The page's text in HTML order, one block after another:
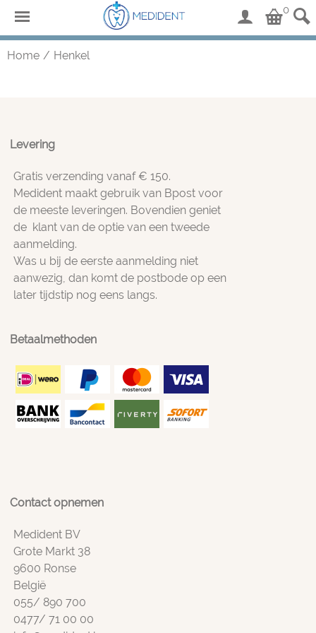
0
Home / Henkel
Levering
Gratis verzending vanaf € 150.
Medident maakt gebruik van Bpost voor
de meeste leveringen. Bovendien geniet
de klant van de optie van een tweede
aanmelding.
Was u bij de eerste aanmelding niet
aanwezig, dan komt de postbode op een
later tijdstip nog eens langs.
Betaalmethoden
Contact opnemen
Medident BV
Grote Markt 38
9600 Ronse
België
055/ 890 700
0477/ 71 00 00